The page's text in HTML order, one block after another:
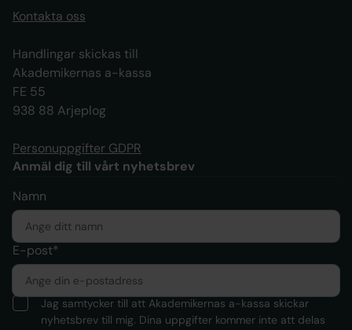
Kontakta oss
Handlingar skickas till
Akademikernas a-kassa
FE 55
938 88 Arjeplog
Personuppgifter GDPR
Anmäl dig till vårt nyhetsbrev
Namn
E-post*
Jag samtycker till att Akademikernas a-kassa skickar
nyhetsbrev till mig. Dina uppgifter kommer inte att delas